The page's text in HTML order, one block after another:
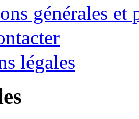
générales et
légales